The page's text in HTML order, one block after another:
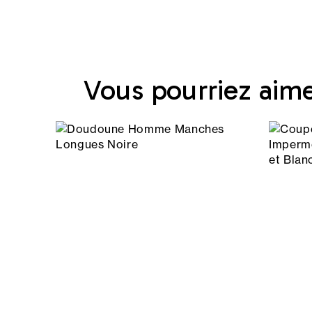
Vous pourriez